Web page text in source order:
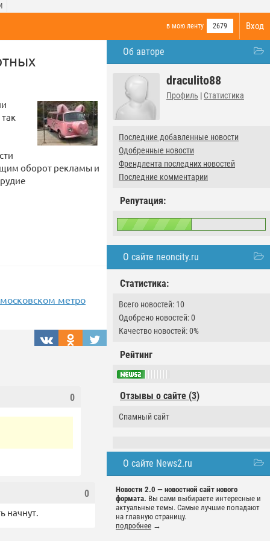
Вход
в мою ленту 2679
Об авторе
draculito88
Профиль | Статистика
Последние добавленные новости
Одобренные новости
Френдлента последних новостей
Последние комментарии
Репутация:
О сайте neoncity.ru
Статистика:
Всего новостей: 10
Одобрено новостей: 0
Качество новостей: 0%
Рейтинг
Отзывы о сайте (3)
Спамный сайт
О сайте News2.ru
Новости 2.0 — новостной сайт нового
формата. Вы сами выбираете интересные и
актуальные темы. Самые лучшие попадают
на главную страницу.
подробнее →
оборот рекламы и
метро
0
0
начнут.